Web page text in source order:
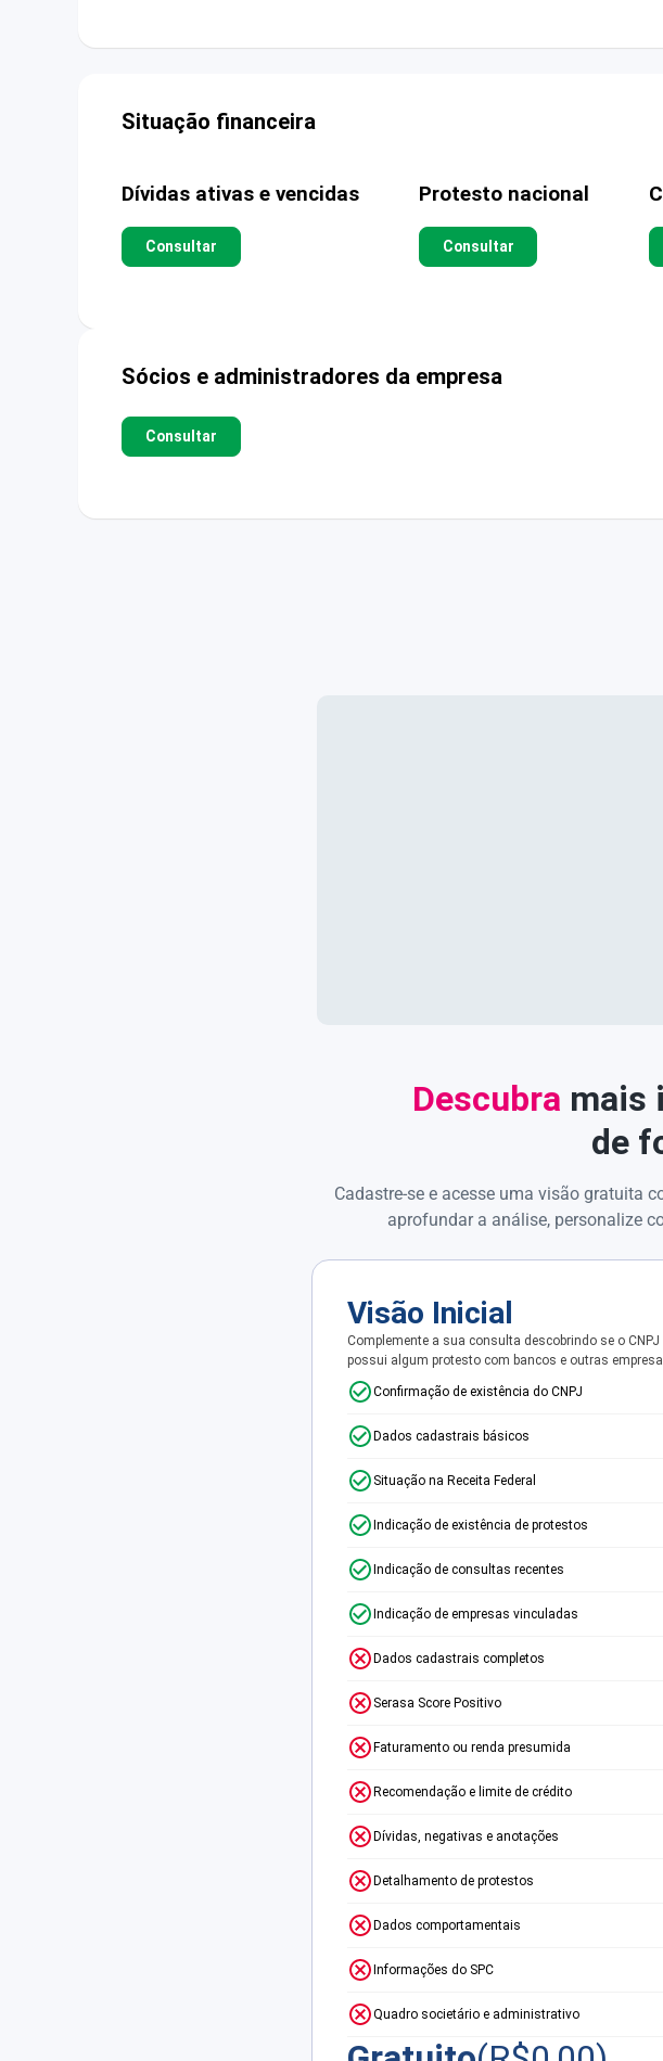
Situação financeira
Dívidas ativas e vencidas
Consultar
Protesto nacional
Consultar
Sócios e administradores da empresa
Consultar
Descubra mais
de
Cadastre-se e acesse uma visão gratuita
aprofundar a análise, personalize
Visão Inicial
Complemente a sua consulta descobrindo se o CNPJ
possui algum protesto com bancos e outras
Confirmação de existência do CNPJ
Dados cadastrais básicos
Situação na Receita Federal
Indicação de existência de protestos
Indicação de consultas recentes
Indicação de empresas vinculadas
Dados cadastrais completos
Serasa Score Positivo
Faturamento ou renda presumida
Recomendação e limite de crédito
Dívidas, negativas e anotações
Detalhamento de protestos
Dados comportamentais
Informações do SPC
Quadro societário e administrativo